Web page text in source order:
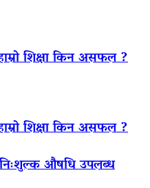
शिक्षा किन असफल ?
शिक्षा किन असफल ?
निःशुल्क औषधि उपलब्ध